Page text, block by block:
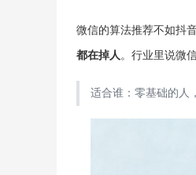
微信的算法推荐不如抖
都在掉人。行业里说微
适合谁：零基础的人